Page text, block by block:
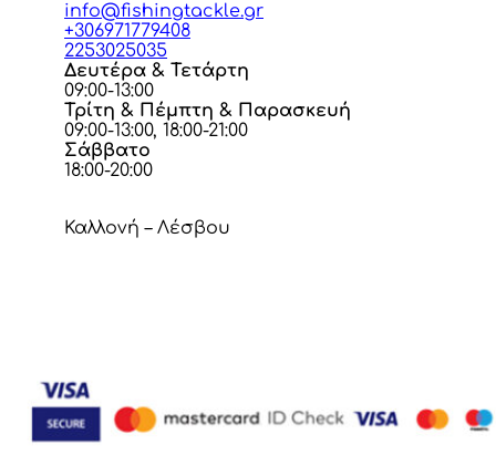
info@fishingtackle.gr
+306971779408
2253025035
Δευτέρα & Τετάρτη
09:00-13:00
Τρίτη & Πέμπτη & Παρασκευή
09:00-13:00, 18:00-21:00
Σάββατο
18:00-20:00
Καλλονή – Λέσβου